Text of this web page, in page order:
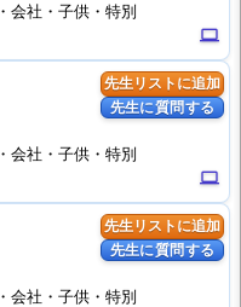
computer
会社・子供・特別
先生リストに追加
先生に質問する
computer
会社・子供・特別
先生リストに追加
先生に質問する
会社・子供・特別